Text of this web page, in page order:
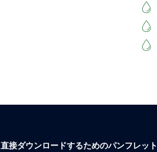
直接ダウンロードするためのパンフレット